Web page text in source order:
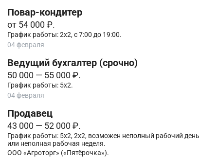
Повар-кондитер
от 54 000 ₽.
График работы: 2х2, с 7:00 до 19:00.
04 февраля
Ведущий бухгалтер (срочно)
50 000 — 55 000 ₽.
График работы: 5х2.
04 февраля
Продавец
43 000 — 52 000 ₽.
График работы: 5х2, 2х2, возможен неполный рабочий день
или неполная рабочая неделя.
ООО «Агроторг» («Пятёрочка»).